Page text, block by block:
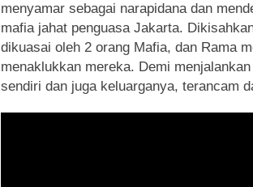
menyamar sebagai narapidana dan
mafia jahat penguasa Jakarta.
dikuasai oleh 2 orang Mafia, dan Rama
menaklukkan mereka. Demi
sendiri dan juga keluarganya, terancam